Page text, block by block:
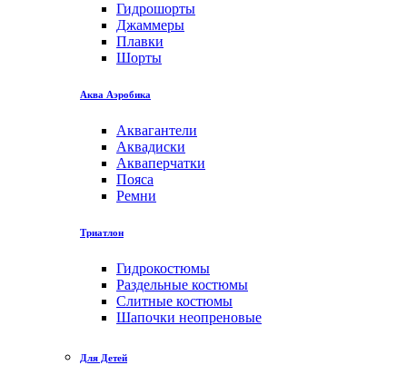
Гидрошорты
Джаммеры
Плавки
Шорты
Аква Аэробика
Аквагантели
Аквадиски
Акваперчатки
Пояса
Ремни
Триатлон
Гидрокостюмы
Раздельные костюмы
Слитные костюмы
Шапочки неопреновые
Для Детей